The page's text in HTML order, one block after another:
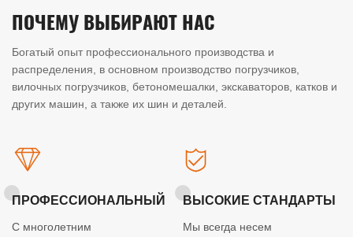
ПОЧЕМУ ВЫБИРАЮТ НАС
Богатый опыт профессионального производства и
распределения, в основном производство погрузчиков,
вилочных погрузчиков, бетономешалки, экскаваторов, катков и
других машин, а также их шин и деталей.
ПРОФЕССИОНАЛЬНЫЙ
С многолетним
ВЫСОКИЕ СТАНДАРТЫ
Мы всегда несем